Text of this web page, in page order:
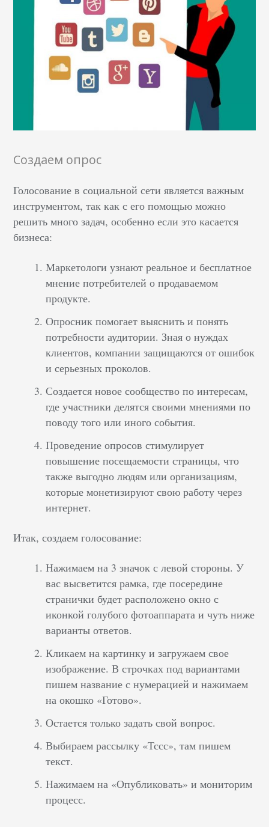
Создаем опрос
Голосование в социальной сети является важным
инструментом, так как с его помощью можно
решить много задач, особенно если это касается
бизнеса:
Маркетологи узнают реальное и бесплатное
мнение потребителей о продаваемом
продукте.
Опросник помогает выяснить и понять
потребности аудитории. Зная о нуждах
клиентов, компании защищаются от ошибок
и серьезных проколов.
Создается новое сообщество по интересам,
где участники делятся своими мнениями по
поводу того или иного события.
Проведение опросов стимулирует
повышение посещаемости страницы, что
также выгодно людям или организациям,
которые монетизируют свою работу через
интернет.
Итак, создаем голосование:
Нажимаем на 3 значок с левой стороны. У
вас высветится рамка, где посередине
странички будет расположено окно с
иконкой голубого фотоаппарата и чуть ниже
варианты ответов.
Кликаем на картинку и загружаем свое
изображение. В строчках под вариантами
пишем название с нумерацией и нажимаем
на окошко «Готово».
Остается только задать свой вопрос.
Выбираем рассылку «Тссс», там пишем
текст.
Нажимаем на «Опубликовать» и мониторим
процесс.